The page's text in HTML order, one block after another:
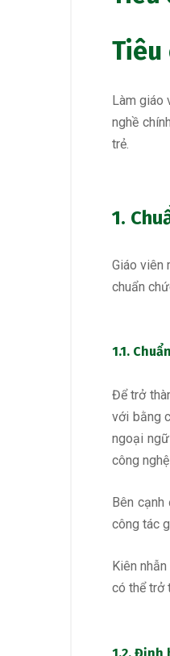
Làm giáo
nghề
trẻ.
1.
Giáo viên
chuẩn
1.1.
Để trở
với bằng
ngoại
công
Bên
công tác
Kiên
có thể trở
1.2.